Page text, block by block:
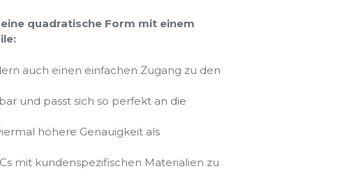
quadratische Form mit einem
auch einen einfachen Zugang zu den
und passt sich so perfekt an die
höhere Genauigkeit als
mit kundenspezifischen Materialien zu